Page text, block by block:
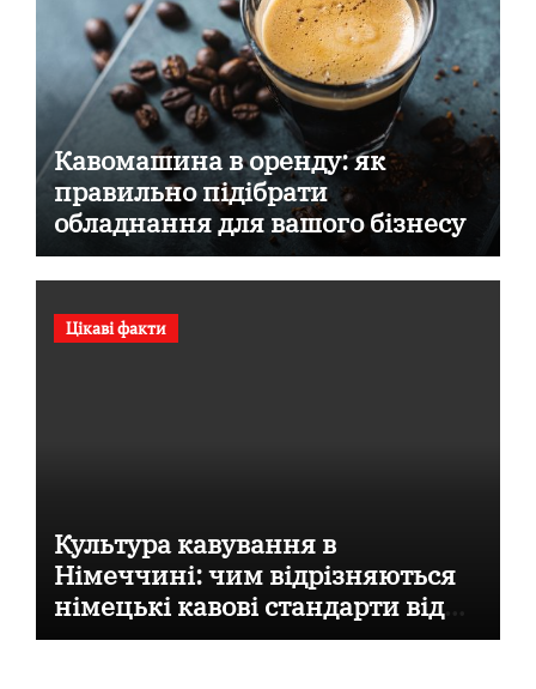
Кавомашина в оренду: як
правильно підібрати
обладнання для вашого бізнесу
Цікаві факти
Культура кавування в
Німеччині: чим відрізняються
німецькі кавові стандарти від
італійських